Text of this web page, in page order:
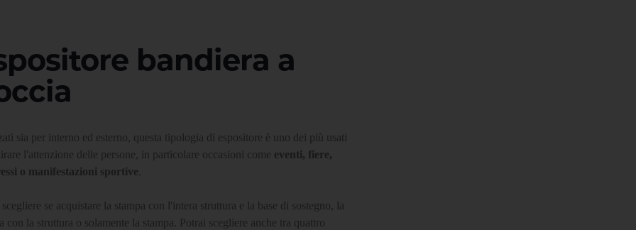
bandiera a
sia per interno ed esterno, questa tipologia di espositore è uno dei più usati
l'attenzione delle persone, in particolare occasioni come eventi, fiere,
o manifestazioni sportive
scegliere se acquistare la stampa con l'intera struttura e la base di sostegno, la
con la struttura o solamente la stampa. Potrai scegliere anche tra quattro